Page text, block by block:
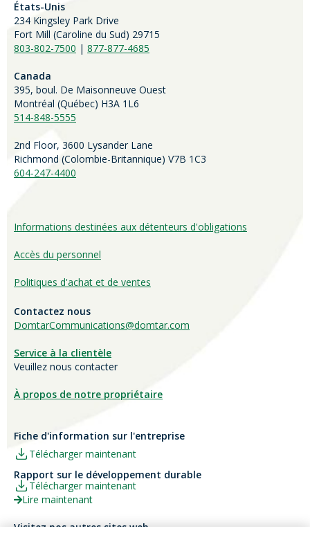
États-Unis
234 Kingsley Park Drive
Fort Mill (Caroline du Sud) 29715
803-802-7500 | 877-877-4685
Canada
395, boul. De Maisonneuve Ouest
Montréal (Québec) H3A 1L6
514-848-5555
2nd Floor, 3600 Lysander Lane
Richmond (Colombie-Britannique) V7B 1C3
604-247-4400
Informations destinées aux détenteurs d'obligations
Accès du personnel
Politiques d'achat et de ventes
Contactez nous
DomtarCommunications@domtar.com
Service à la clientèle
Veuillez nous contacter
À propos de notre propriétaire
Fiche d'information sur l'entreprise
Télécharger maintenant
Rapport sur le développement durable
Télécharger maintenant
Lire maintenant
Visitez nos autres sites web